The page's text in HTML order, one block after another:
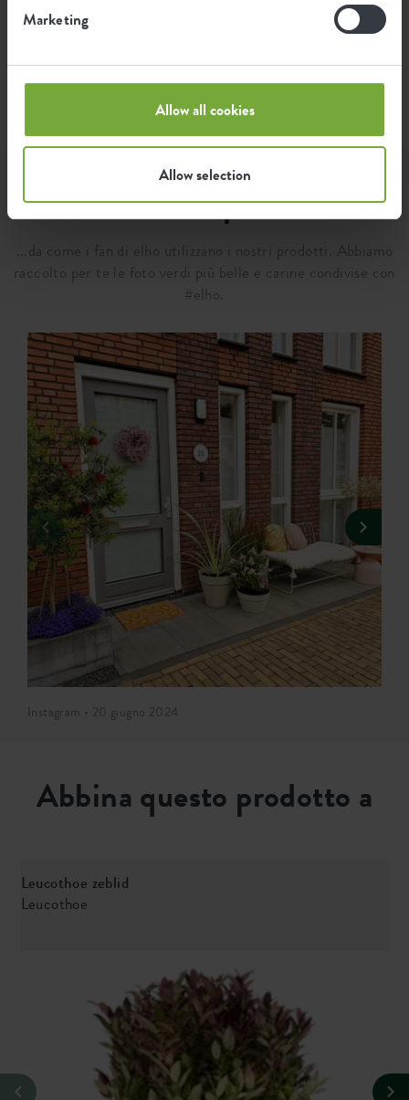
Marketing
Allow all cookies
Allow selection
prodotto, dividiamo l'impronta totale di CO2 per il
peso di ciascun prodotto.
Fonte: Anthesis 2023
Lasciati ispirare..
...da come i fan di elho utilizzano i nostri prodotti. Abbiamo
raccolto per te le foto verdi più belle e carine condivise con
#elho.
Instagram • 20 giugno 2024
Abbina questo prodotto a
Leucothoe zeblid
Leucothoe